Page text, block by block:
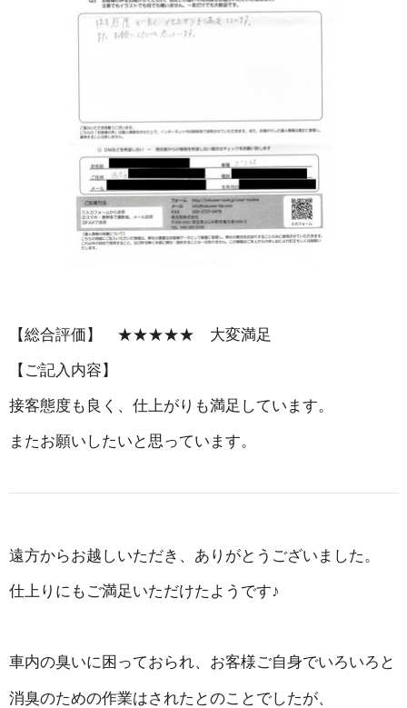
【総合評価】 ★★★★★ 大変満足
【ご記入内容】
接客態度も良く、仕上がりも満足しています。
またお願いしたいと思っています。
遠方からお越しいただき、ありがとうございました。
仕上りにもご満足いただけたようです♪
車内の臭いに困っておられ、お客様ご自身でいろいろと
消臭のための作業はされたとのことでしたが、